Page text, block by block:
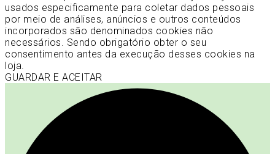
usados especificamente para coletar dados pessoais
por meio de análises, anúncios e outros conteúdos
incorporados são denominados cookies não
necessários. Sendo obrigatório obter o seu
consentimento antes da execução desses cookies na
loja.
GUARDAR E ACEITAR